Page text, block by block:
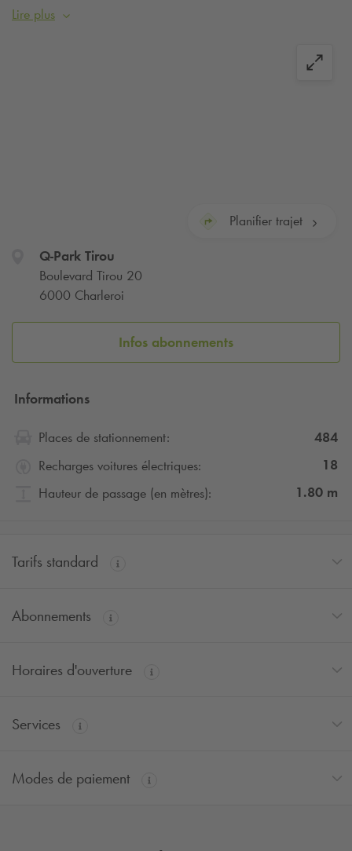
Lire plus
Planifier trajet
Q-ParkTirou
Boulevard Tirou 20
6000 Charleroi
Infos abonnements
Informations
Places de stationnement:
484
Recharges voitures électriques:
18
Hauteur de passage (en mètres):
1.80 m
Tarifs standard
Abonnements
Horaires d'ouverture
Services
Modes de paiement